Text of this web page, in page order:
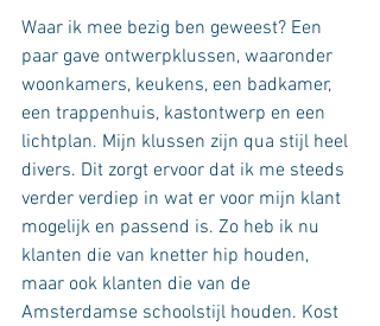
Waar ik mee bezig ben geweest? Een
paar gave ontwerpklussen, waaronder
woonkamers, keukens, een badkamer,
een trappenhuis, kastontwerp en een
lichtplan. Mijn klussen zijn qua stijl heel
divers. Dit zorgt ervoor dat ik me steeds
verder verdiep in wat er voor mijn klant
mogelijk en passend is. Zo heb ik nu
klanten die van knetter hip houden,
maar ook klanten die van de
Amsterdamse schoolstijl houden. Kost